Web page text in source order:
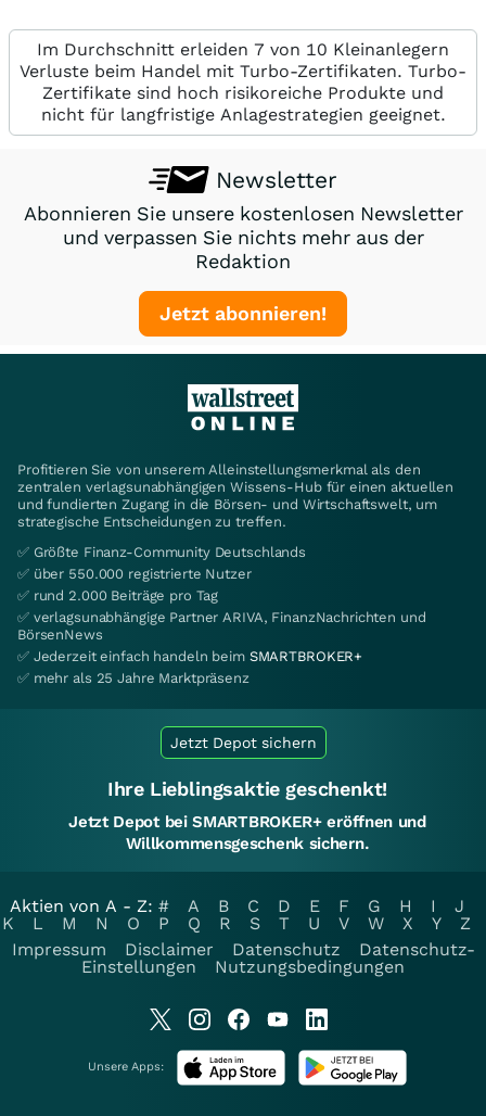
Im Durchschnitt erleiden 7 von 10 Kleinanlegern
Verluste beim Handel mit Turbo-Zertifikaten. Turbo-
Zertifikate sind hoch risikoreiche Produkte und
nicht für langfristige Anlagestrategien geeignet.
Newsletter
Abonnieren Sie unsere kostenlosen Newsletter
und verpassen Sie nichts mehr aus der
Redaktion
Jetzt abonnieren!
Profitieren Sie von unserem Alleinstellungsmerkmal als den
zentralen verlagsunabhängigen Wissens-Hub für einen aktuellen
und fundierten Zugang in die Börsen- und Wirtschaftswelt, um
strategische Entscheidungen zu treffen.
✅ Größte Finanz-Community Deutschlands
✅ über 550.000 registrierte Nutzer
✅ rund 2.000 Beiträge pro Tag
✅ verlagsunabhängige Partner ARIVA, FinanzNachrichten und
BörsenNews
✅ Jederzeit einfach handeln beim SMARTBROKER+
✅ mehr als 25 Jahre Marktpräsenz
Jetzt Depot sichern
Ihre Lieblingsaktie geschenkt!
Jetzt Depot bei SMARTBROKER+ eröffnen und
Willkommensgeschenk sichern.
Aktien von A - Z: # A B C D E F G H I
J
K
L M N O P Q R S T U V W X Y
Z
Impressum
Disclaimer Datenschutz
Datenschutz-
Einstellungen
Nutzungsbedingungen
Unsere Apps: